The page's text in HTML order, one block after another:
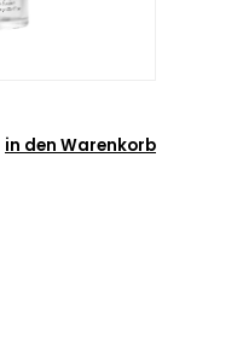
in den Warenkorb